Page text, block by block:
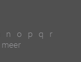
n o p q r
meer